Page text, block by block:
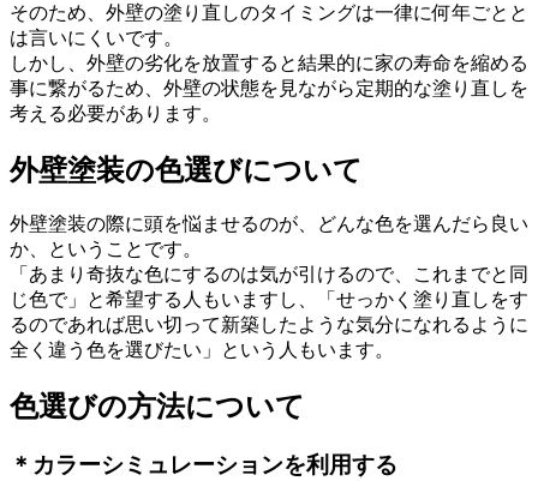
そのため、外壁の塗り直しのタイミングは一律に何年ごとと
は言いにくいです。
しかし、外壁の劣化を放置すると結果的に家の寿命を縮める
事に繋がるため、外壁の状態を見ながら定期的な塗り直しを
考える必要があります。
外壁塗装の色選びについて
外壁塗装の際に頭を悩ませるのが、どんな色を選んだら良い
か、ということです。
「あまり奇抜な色にするのは気が引けるので、これまでと同
じ色で」と希望する人もいますし、「せっかく塗り直しをす
るのであれば思い切って新築したような気分になれるように
全く違う色を選びたい」という人もいます。
色選びの方法について
＊カラーシミュレーションを利用する